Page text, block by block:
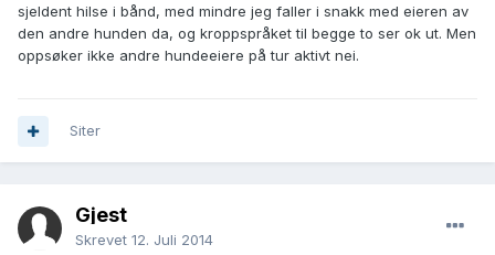
sjeldent hilse i bånd, med mindre jeg faller i snakk med eieren av
den andre hunden da, og kroppspråket til begge to ser ok ut. Men
oppsøker ikke andre hundeeiere på tur aktivt nei.
Siter
Gjest
Skrevet 12. Juli 2014